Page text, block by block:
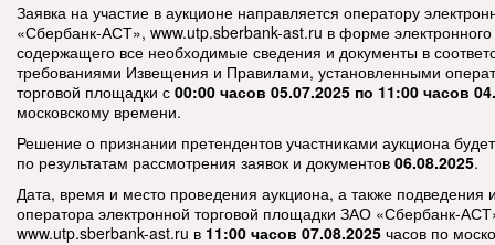
Заявка на участие в аукционе направляется оператору
«Сбербанк-АСТ», www.utp.sberbank-ast.ru в форме электронного
содержащего все необходимые сведения и документы в
требованиями Извещения и Правилами, установленными
торговой площадки с 00:00 часов 05.07.2025 по 11:00 часов
московскому времени.
Решение о признании претендентов участниками аукциона
по результатам рассмотрения заявок и документов 06.08.2025.
Дата, время и место проведения аукциона, а также подведения
оператора электронной торговой площадки ЗАО «Сбербанк-
www.utp.sberbank-ast.ru в 11:00 часов 07.08.2025 часов по